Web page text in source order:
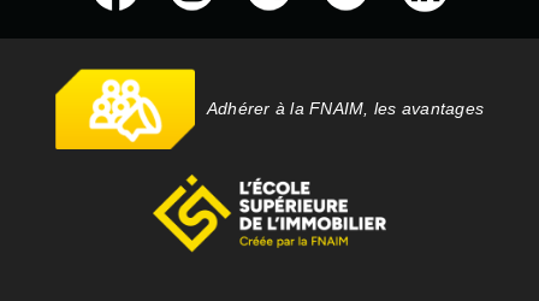
Adhérer à la FNAIM, les avantages